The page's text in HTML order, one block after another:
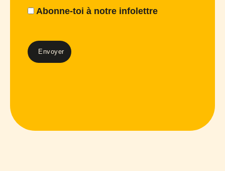
Abonne-toi à notre infolettre